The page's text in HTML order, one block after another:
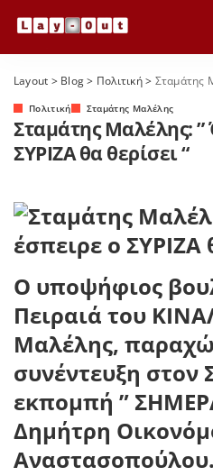
Layout > Blog> Πολιτική> Σταμάτης
Πολιτική Σταμάτης Μαλέλης
Σταμάτης Μαλέλης: ”
ΣΥΡΙΖΑ θα θερίσει “
Ο υποψήφιος
Πειραιά του
Μαλέλης,
συνέντευξη στον
εκπομπή ”
Δημήτρη
Αναστασοπούλου.